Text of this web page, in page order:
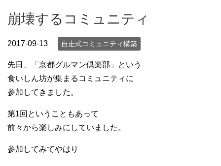
崩壊するコミュニティ
2017-09-13 自走式コミュニティ構築
先日、「京都グルマン倶楽部」という
食いしん坊が集まるコミュニティに
参加してきました。
第1回ということもあって
前々から楽しみにしていました。
参加してみてやはり